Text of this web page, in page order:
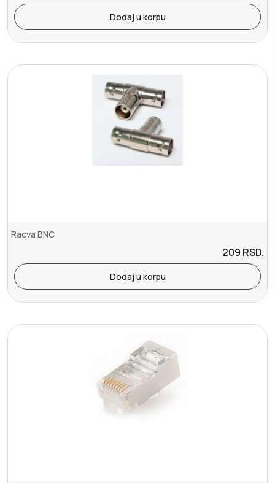
Dodaj u korpu
Racva BNC
209 RSD.
Dodaj u korpu